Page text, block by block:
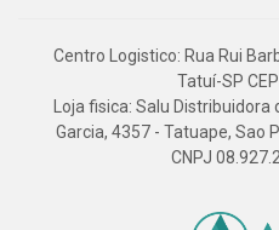
Centro Logistico: Rua Rui
Tatuí-SP
Loja fisica: Salu
Garcia, 4357 - Tatuape, Sao
CNPJ